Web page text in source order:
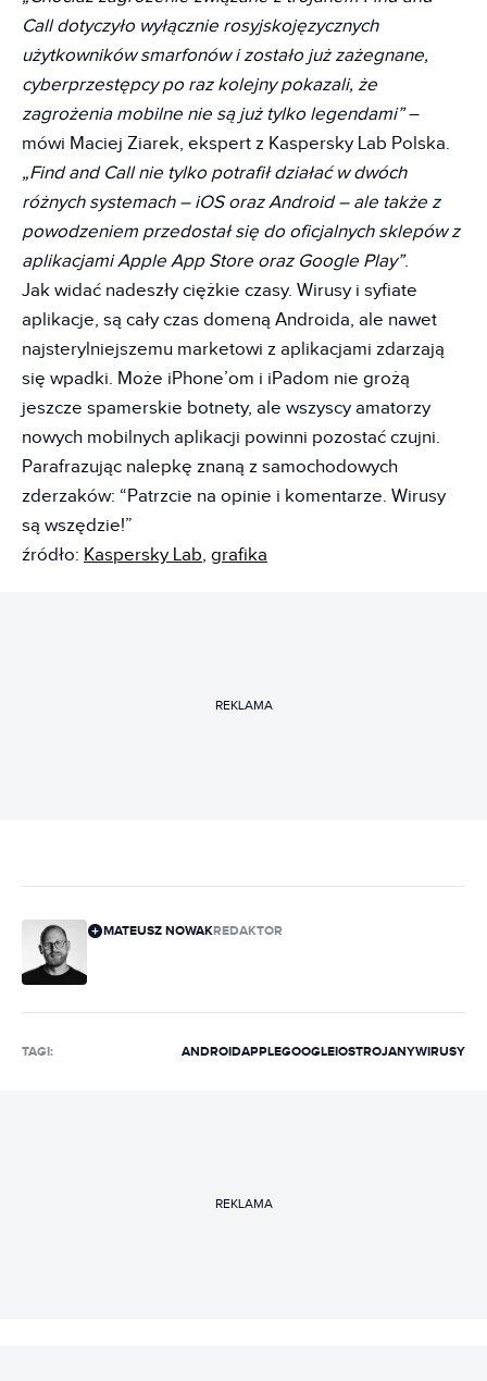
Call dotyczyło wyłącznie rosyjskojęzycznych
użytkowników smarfonów i zostało już zażegnane,
cyberprzestępcy po raz kolejny pokazali, że
zagrożenia mobilne nie są już tylko legendami”–
mówi Maciej Ziarek, ekspert z Kaspersky Lab Polska.
„Find and Call nie tylko potrafił działać w dwóch
różnych systemach – iOS oraz Android – ale także z
powodzeniem przedostał się do oficjalnych sklepów z
aplikacjami Apple App Store oraz Google Play”.
Jak widać nadeszły ciężkie czasy. Wirusy i syfiate
aplikacje, są cały czas domeną Androida, ale nawet
najsterylniejszemu marketowi z aplikacjami zdarzają
się wpadki. Może iPhone’om i iPadom nie grożą
jeszcze spamerskie botnety, ale wszyscy amatorzy
nowych mobilnych aplikacji powinni pozostać czujni.
Parafrazując nalepkę znaną z samochodowych
zderzaków: “Patrzcie na opinie i komentarze. Wirusy
są wszędzie!”
źródło: Kaspersky Lab, grafika
REKLAMA
MATEUSZ NOWAKREDAKTOR
TAGI: ANDROIDAPPLEGOOGLEIOSTROJANYWIRUSY
REKLAMA